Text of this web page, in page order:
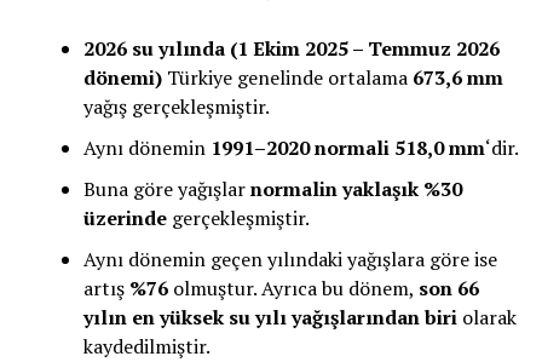
2026 su yılında (1 Ekim 2025 – Temmuz 2026
dönemi)Türkiye genelinde ortalama 673,6 mm
yağış gerçekleşmiştir.
Aynı dönemin 1991–2020 normali 518,0 mm‘dir.
Buna göre yağışlarnormalin yaklaşık %30
üzerindegerçekleşmiştir.
Aynı dönemin geçen yılındaki yağışlara göre ise
artış %76olmuştur. Ayrıca bu dönem, son 66
yılın en yüksek su yılı yağışlarından biriolarak
kaydedilmiştir.